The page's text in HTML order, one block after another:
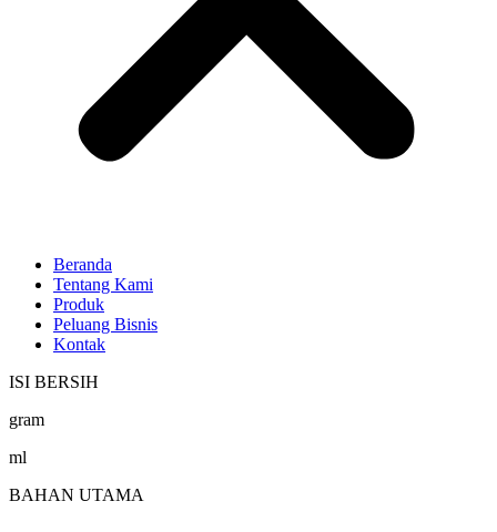
Beranda
Tentang Kami
Produk
Peluang Bisnis
Kontak
ISI BERSIH
gram
ml
BAHAN UTAMA